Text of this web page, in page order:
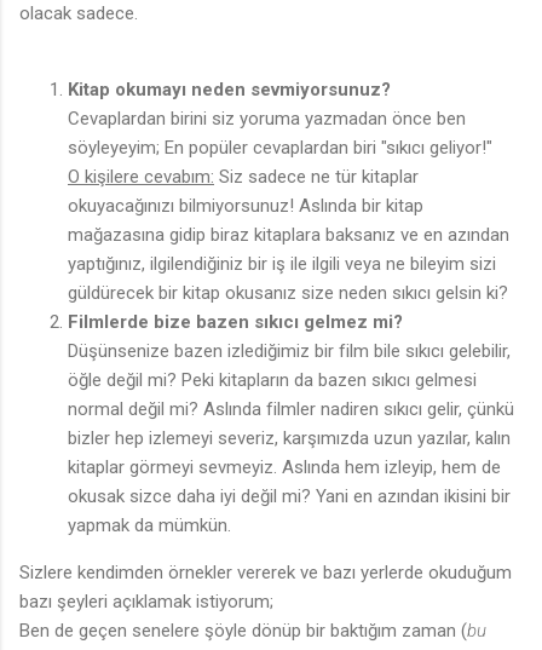
olacak sadece.
Kitap okumayı neden sevmiyorsunuz?
Cevaplardan birini siz yoruma yazmadan önce ben
söyleyeyim; En popüler cevaplardan biri "sıkıcı geliyor!"
O kişilere cevabım: Siz sadece ne tür kitaplar
okuyacağınızı bilmiyorsunuz! Aslında bir kitap
mağazasına gidip biraz kitaplara baksanız ve en azından
yaptığınız, ilgilendiğiniz bir iş ile ilgili veya ne bileyim sizi
güldürecek bir kitap okusanız size neden sıkıcı gelsin ki?
Filmlerde bize bazen sıkıcı gelmez mi?
Düşünsenize bazen izlediğimiz bir film bile sıkıcı gelebilir,
öğle değil mi? Peki kitapların da bazen sıkıcı gelmesi
normal değil mi? Aslında filmler nadiren sıkıcı gelir, çünkü
bizler hep izlemeyi severiz, karşımızda uzun yazılar, kalın
kitaplar görmeyi sevmeyiz. Aslında hem izleyip, hem de
okusak sizce daha iyi değil mi? Yani en azından ikisini bir
yapmak da mümkün.
Sizlere kendimden örnekler vererek ve bazı yerlerde okuduğum
bazı şeyleri açıklamak istiyorum;
Ben de geçen senelere şöyle dönüp bir baktığım zaman (bu